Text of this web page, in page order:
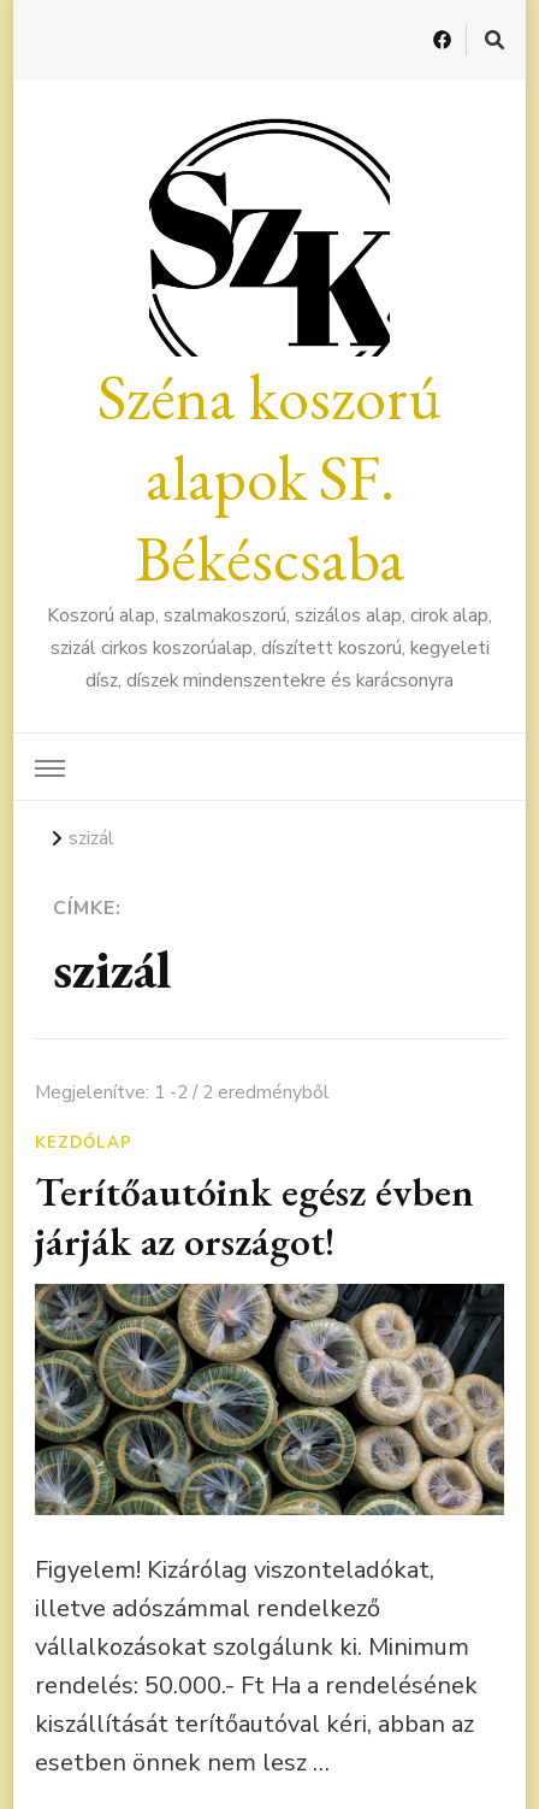
Széna koszorú
alapok SF.
Békéscsaba
Koszorú alap, szalmakoszorú, szizálos alap, cirok alap,
szizál cirkos koszorúalap, díszített koszorú, kegyeleti
dísz, díszek mindenszentekre és karácsonyra
szizál
CÍMKE:
szizál
Megjelenítve: 1 -2 / 2 eredményből
KEZDŐLAP
Terítőautóink egész évben
járják az országot!
Figyelem! Kizárólag viszonteladókat,
illetve adószámmal rendelkező
vállalkozásokat szolgálunk ki. Minimum
rendelés: 50.000.- Ft Ha a rendelésének
kiszállítását terítőautóval kéri, abban az
esetben önnek nem lesz …